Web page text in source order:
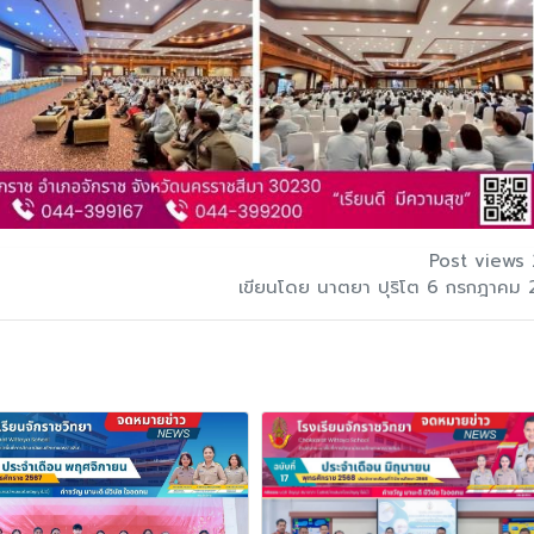
Post views
เขียนโดย นาตยา ปุริโต 6 กรกฎาคม